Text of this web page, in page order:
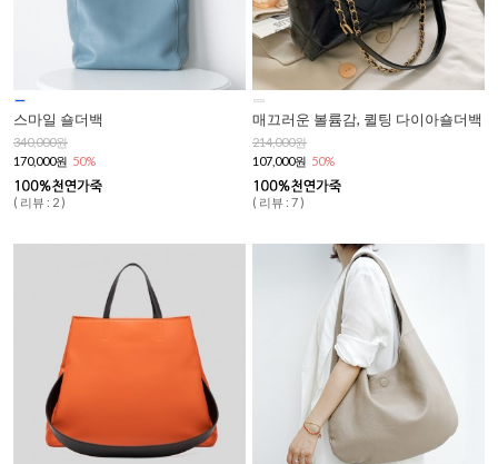
스마일 숄더백
340,000원
170,000원 50%
( 리뷰 : 2 )
매끄러운 볼륨감, 퀼팅 다이아숄더백
214,000원
107,000원 50%
( 리뷰 : 7 )